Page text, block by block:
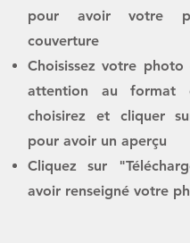
pour avoirvotre
couverture
Choisissez votre photo
attention au format
choisirez et cliquer
pour avoir un aperçu
Cliquez sur "
avoir renseigné votre